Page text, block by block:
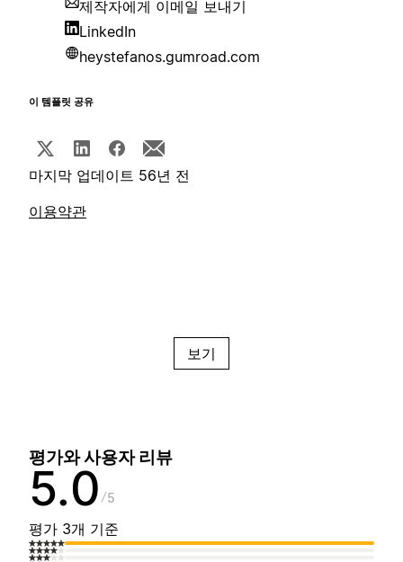
제작자에게 이메일 보내기
LinkedIn
heystefanos.gumroad.com
이 템플릿 공유
마지막 업데이트 56년 전
이용약관
보기
평가와 사용자 리뷰
5.0 5
평가 3개 기준